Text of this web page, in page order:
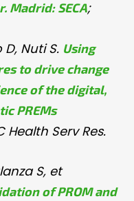
Madrid: SECA;
D, Nuti S. Using
to drive change
of the digital,
PREMs
Health Serv Res.
S, et
of PROM and